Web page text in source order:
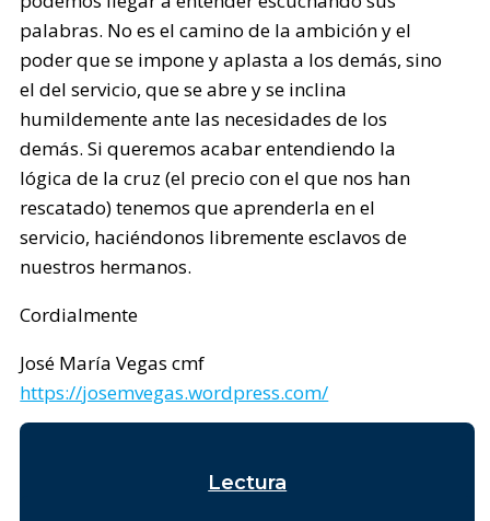
palabras. No es el camino de la ambición y el
poder que se impone y aplasta a los demás, sino
el del servicio, que se abre y se inclina
humildemente ante las necesidades de los
demás. Si queremos acabar entendiendo la
lógica de la cruz (el precio con el que nos han
rescatado) tenemos que aprenderla en el
servicio, haciéndonos libremente esclavos de
nuestros hermanos.
Cordialmente
José María Vegas cmf
https://josemvegas.wordpress.com/
Lectura